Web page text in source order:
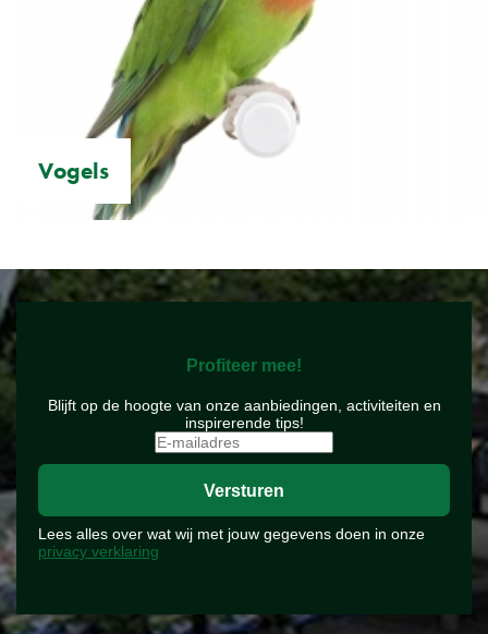
Vogels
Profiteer mee!
Blijft op de hoogte van onze aanbiedingen, activiteiten en
inspirerende tips!
Lees alles over wat wij met jouw gegevens doen in onze
privacy verklaring